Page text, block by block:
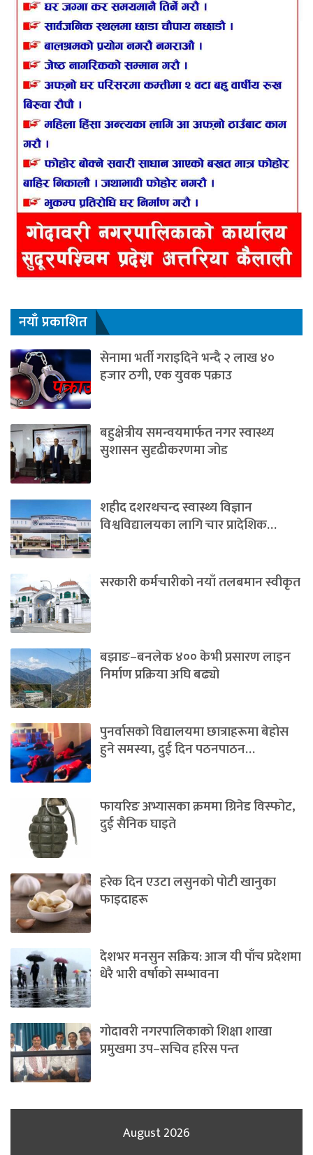
नयाँ प्रकाशित
सेनामा भर्ती गराइदिने भन्दै २ लाख ४०
हजार ठगी, एक युवक पक्राउ
बहुक्षेत्रीय समन्वयमार्फत नगर स्वास्थ्य
सुशासन सुदृढीकरणमा जोड
शहीद दशरथचन्द स्वास्थ्य विज्ञान
विश्वविद्यालयका लागि चार प्रादेशिक…
सरकारी कर्मचारीको नयाँ तलबमान स्वीकृत
बझाङ–बनलेक ४०० केभी प्रसारण लाइन
निर्माण प्रक्रिया अघि बढ्यो
पुनर्वासको विद्यालयमा छात्राहरूमा बेहोस
हुने समस्या, दुई दिन पठनपाठन…
फायरिङ अभ्यासका क्रममा ग्रिनेड विस्फोट,
दुई सैनिक घाइते
हरेक दिन एउटा लसुनको पोटी खानुका
फाइदाहरू
देशभर मनसुन सक्रिय: आज यी पाँच प्रदेशमा
धेरै भारी वर्षाको सम्भावना
गोदावरी नगरपालिकाको शिक्षा शाखा
प्रमुखमा उप–सचिव हरिस पन्त
August 2026